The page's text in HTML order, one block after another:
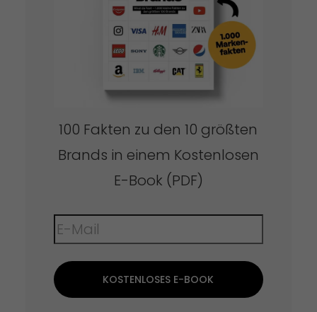
100 Fakten zu den 10 größten
Brands in einem Kostenlosen
E-Book (PDF)
KOSTENLOSES E-BOOK